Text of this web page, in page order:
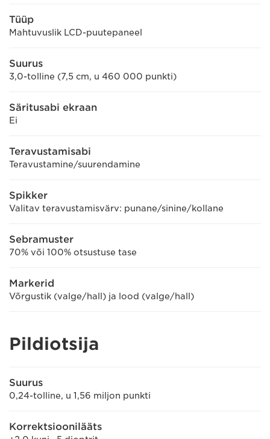
Tüüp
Mahtuvuslik LCD-puutepaneel
Suurus
3,0-tolline (7,5 cm, u 460 000 punkti)
Säritusabi ekraan
Ei
Teravustamisabi
Teravustamine/suurendamine
Spikker
Valitav teravustamisvärv: punane/sinine/kollane
Sebramuster
70% või 100% otsustuse tase
Markerid
Võrgustik (valge/hall) ja lood (valge/hall)
Pildiotsija
Suurus
0,24-tolline, u 1,56 miljon punkti
Korrektsioonilääts